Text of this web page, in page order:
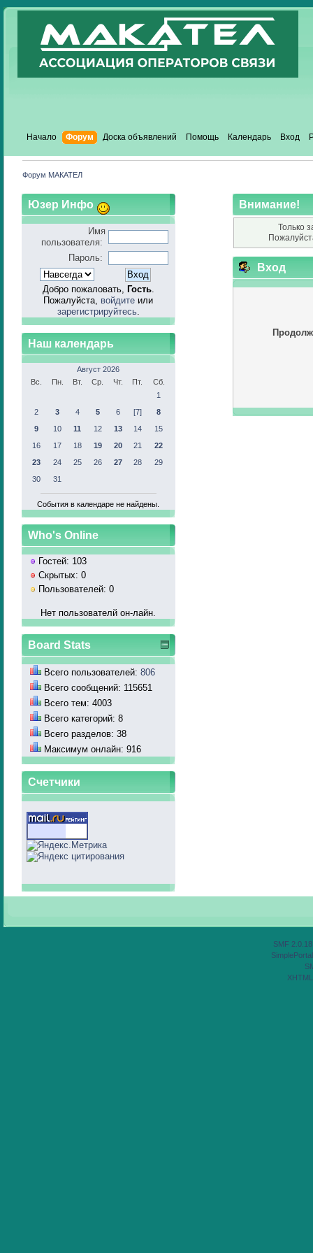
Начало Форум Доска объявлений Помощь Календарь Вход
Форум МАКАТЕЛ
Юзер Инфо
Имя
пользователя:
Пароль:
Добро пожаловать, Гость.
Пожалуйста, войдите или
зарегистрируйтесь.
Наш календарь
Август 2026
Вс.
Пн. Вт. Ср. Чт. Пт.
Сб.
1
2
3 4 5 6 [7]
8
9
10 11 12 13 14
15
16
17 18 19 20 21
22
23
24 25 26 27 28
29
30
31
События в календаре не найдены.
Who's Online
Гостей: 103
Скрытых: 0
Пользователей: 0
Нет пользователй он-лайн.
Board Stats
Всего пользователей: 806
Всего сообщений: 115651
Всего тем: 4003
Всего категорий: 8
Всего разделов: 38
Максимум онлайн: 916
Счетчики
Внимание!
Только
Вход
SMF 2.0.18
XHTML